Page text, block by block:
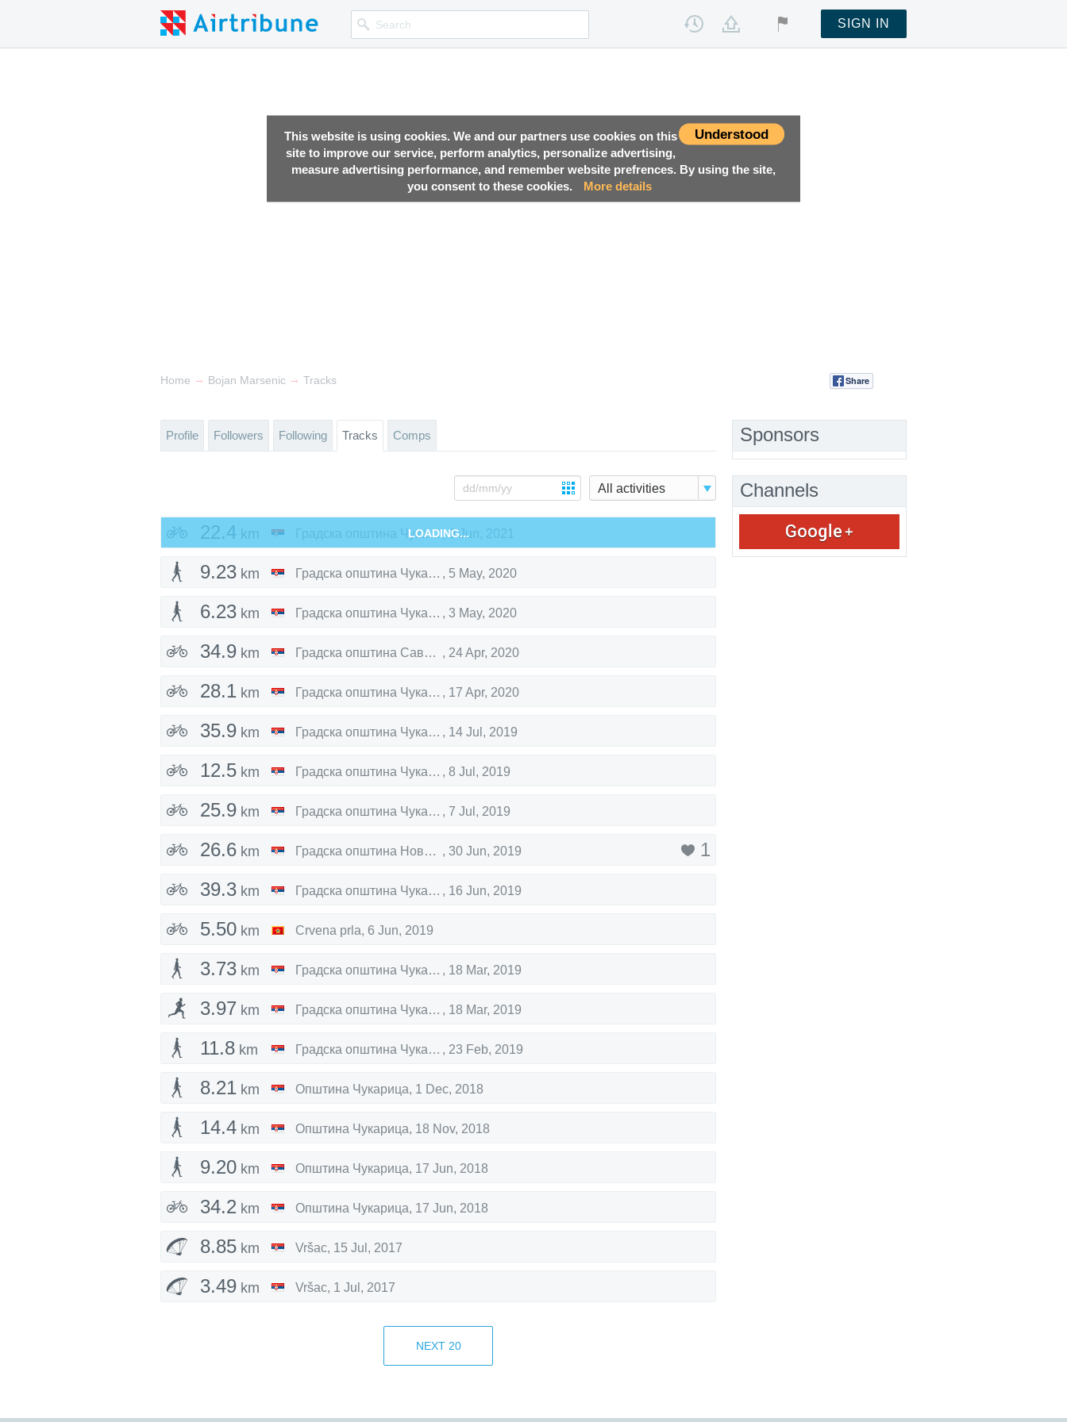
Understood
This website is using cookies. We and our partners use cookies on this
site to improve our service, perform analytics, personalize advertising,
measure advertising performance, and remember website prefrences. By using the site,
you consent to these cookies.
More details
SIGN IN
Home → Bojan Marsenic → Tracks Share
Profile Followers Following Tracks Comps
All activities
22.4 km Градска општина Чукарица ,9 Jun, 2021
LOADING...
9.23 km Градска општина Чукарица , 5 May, 2020
6.23 km Градска општина Чукарица , 3 May, 2020
34.9 km Градска општина Савски венац , 24 Apr, 2020
28.1 km Градска општина Чукарица , 17 Apr, 2020
35.9 km Градска општина Чукарица , 14 Jul, 2019
12.5 km Градска општина Чукарица , 8 Jul, 2019
25.9 km Градска општина Чукарица , 7 Jul, 2019
26.6 km Градска општина Нови Београд , 30 Jun, 2019
1
39.3 km Градска општина Чукарица , 16 Jun, 2019
5.50 km Crvena prla, 6 Jun, 2019
3.73 km Градска општина Чукарица , 18 Mar, 2019
3.97 km Градска општина Чукарица , 18 Mar, 2019
11.8 km Градска општина Чукарица , 23 Feb, 2019
8.21 km Општина Чукарица, 1 Dec, 2018
14.4 km Општина Чукарица, 18 Nov, 2018
9.20 km Општина Чукарица, 17 Jun, 2018
34.2 km Општина Чукарица, 17 Jun, 2018
8.85 km Vršac, 15 Jul, 2017
3.49 km Vršac, 1 Jul, 2017
22 Feb, 2017
20 Feb, 2017
NEXT 20
Sponsors
Channels